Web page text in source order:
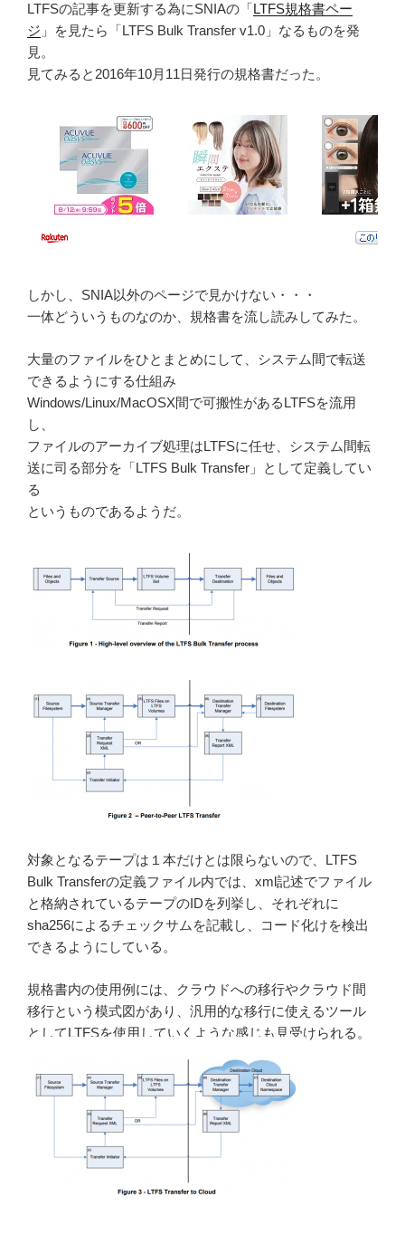
LTFSの記事を更新する為にSNIAの「LTFS規格書ペー
ジ 」を見たら「LTFS Bulk Transfer v1.0」なるものを発
見。
見てみると2016年10月11日発行の規格書だった。
しかし、SNIA以外のページで見かけない・・・
一体どういうものなのか、規格書を流し読みしてみた。
大量のファイルをひとまとめにして、システム間で転送
できるようにする仕組み
Windows/Linux/MacOSX間で可搬性があるLTFSを流用
し、
ファイルのアーカイブ処理はLTFSに任せ、システム間転
送に司る部分を「LTFS Bulk Transfer」として定義してい
る
というものであるようだ。
対象となるテープは１本だけとは限らないので、LTFS
Bulk Transferの定義ファイル内では、xml記述でファイル
と格納されているテープのIDを列挙し、それぞれに
sha256によるチェックサムを記載し、コード化けを検出
できるようにしている。
規格書内の使用例には、クラウドへの移行やクラウド間
移行という模式図があり、汎用的な移行に使えるツール
としてLTFSを使用していくような感じも見受けられる。